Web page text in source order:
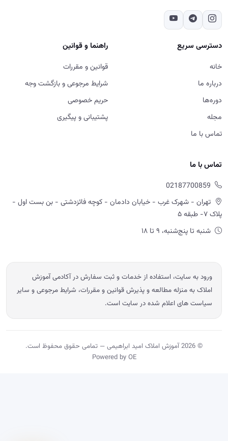
دسترسی سریع
خانه
درباره ما
دوره‌ها
مجله
تماس با ما
راهنما و قوانین
قوانین و مقررات
شرایط مرجوعی و بازگشت وجه
حریم خصوصی
پشتیبانی و پیگیری
تماس با ما
02187700859
تهران - شهرک غرب - خیابان دادمان - کوچه فائزدشتی - بن بست اول -
پلاک ۷- طبقه ۵
شنبه تا پنج‌شنبه، ۹ تا ۱۸
ورود به سایت، استفاده از خدمات و ثبت سفارش در آکادمی آموزش
املاک به منزله مطالعه و پذیرش قوانین و مقررات، شرایط مرجوعی و سایر
سیاست های اعلام شده در سایت است.
© 2026 آموزش املاک امید ابراهیمی — تمامی حقوق محفوظ است.
Powered by OE